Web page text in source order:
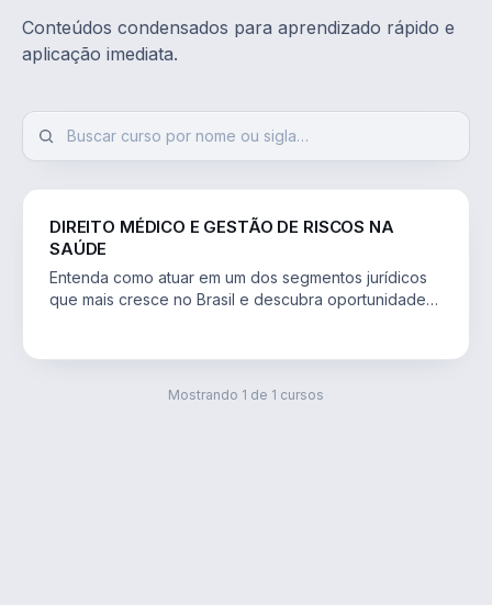
Conteúdos condensados para aprendizado rápido e
aplicação imediata.
DIREITO MÉDICO E GESTÃO DE RISCOS NA
SAÚDE
Entenda como atuar em um dos segmentos jurídicos
que mais cresce no Brasil e descubra oportunidades
Mostrando 1 de 1 cursos